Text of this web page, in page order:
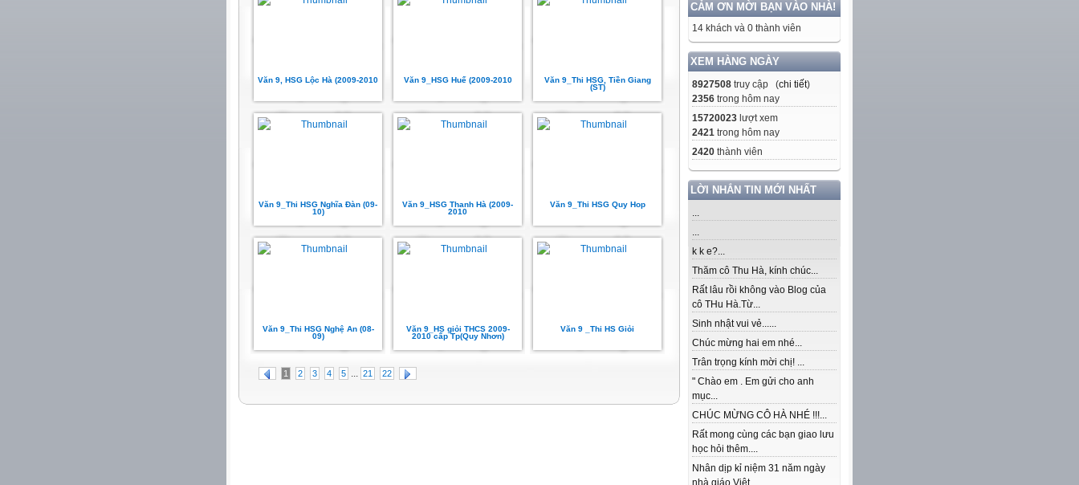
CẢM ƠN MỜI BẠN VÀO NHÀ!
14 khách và 0 thành viên
XEM HÀNG NGÀY
8927508 truy cập (chi tiết)
2356 trong hôm nay
15720023 lượt xem
2421 trong hôm nay
2420 thành viên
LỜI NHẮN TIN MỚI NHẤT
...
...
k k e?...
Thăm cô Thu Hà, kính chúc...
Rất lâu rồi không vào Blog của
cô THu Hà.Từ...
Sinh nhật vui vẻ......
Chúc mừng hai em nhé...
Trân trọng kính mời chị! ...
" Chào em . Em gửi cho anh
mục...
CHÚC MỪNG CÔ HÀ NHÉ !!!...
Rất mong cùng các bạn giao lưu
học hỏi thêm....
Nhân dịp kỉ niệm 31 năm ngày
nhà giáo Việt...
Văn 9, HSG Lộc Hà (2009-2010 Văn 9_HSG Huế (2009-2010
Văn 9_Thi HSG, Tiền Giang
(ST)
Văn 9_Thi HSG Nghĩa Đàn (09-
10)
Văn 9_HSG Thanh Hà (2009-
2010
Văn 9_Thi HSG Quy Hop
Văn 9_Thi HSG Nghệ An (08-
09)
Văn 9_HS giỏi THCS 2009-
2010 cấp Tp(Quy Nhơn)
Văn 9 _Thi HS Giỏi
1 2 3 4 5 ... 21 22